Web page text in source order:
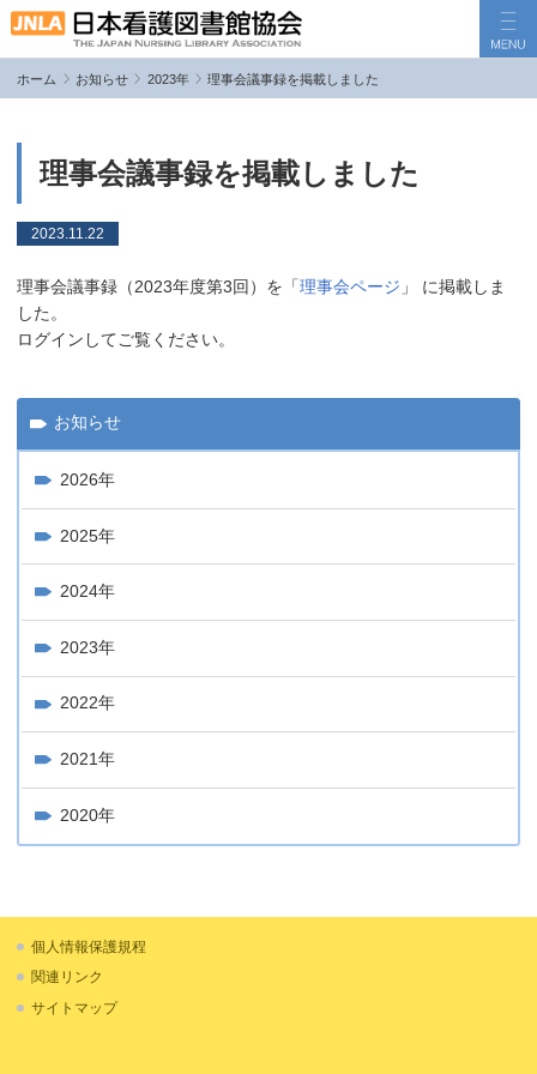
JNLAについて
ホーム お知らせ 2023年 理事会議事録を掲載しました
理事会議事録を掲載しました
2023.11.22
理事会議事録（2023年度第3回）を「理事会ページ 」 に掲載しま
した。
ログインしてご覧ください。
お知らせ
2026年
2025年
2024年
2023年
2022年
2021年
2020年
個人情報保護規程
関連リンク
サイトマップ